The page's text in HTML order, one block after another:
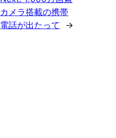
カメラ搭載の携帯
電話が出たって
→